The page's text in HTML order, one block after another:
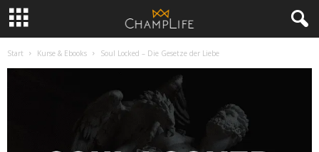
Start Kurse & Ebooks Soul Locked – Die Gesetze der Liebe